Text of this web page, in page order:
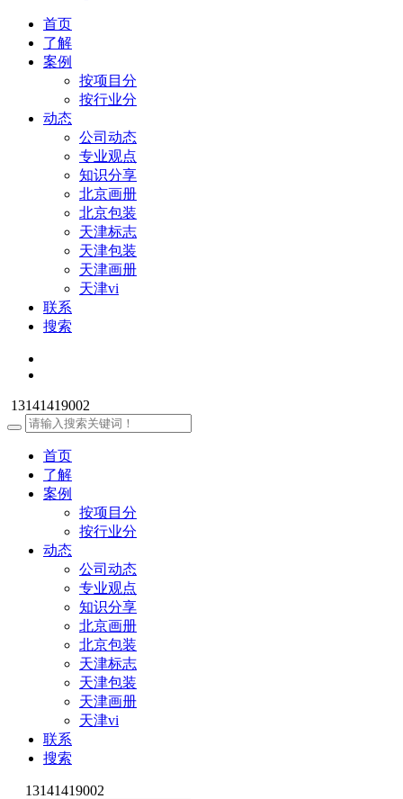
首页
了解
案例
按项目分
按行业分
动态
公司动态
专业观点
知识分享
北京画册
北京包装
天津标志
天津包装
天津画册
天津vi
联系
搜索
13141419002
首页
了解
案例
按项目分
按行业分
动态
公司动态
专业观点
知识分享
北京画册
北京包装
天津标志
天津包装
天津画册
天津vi
联系
搜索
13141419002